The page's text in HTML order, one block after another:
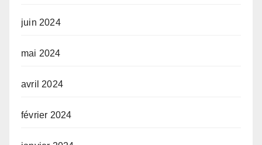
juin 2024
mai 2024
avril 2024
février 2024